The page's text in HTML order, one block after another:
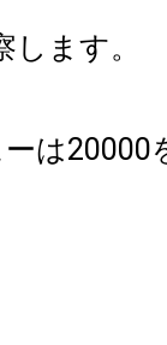
ます。
は20000